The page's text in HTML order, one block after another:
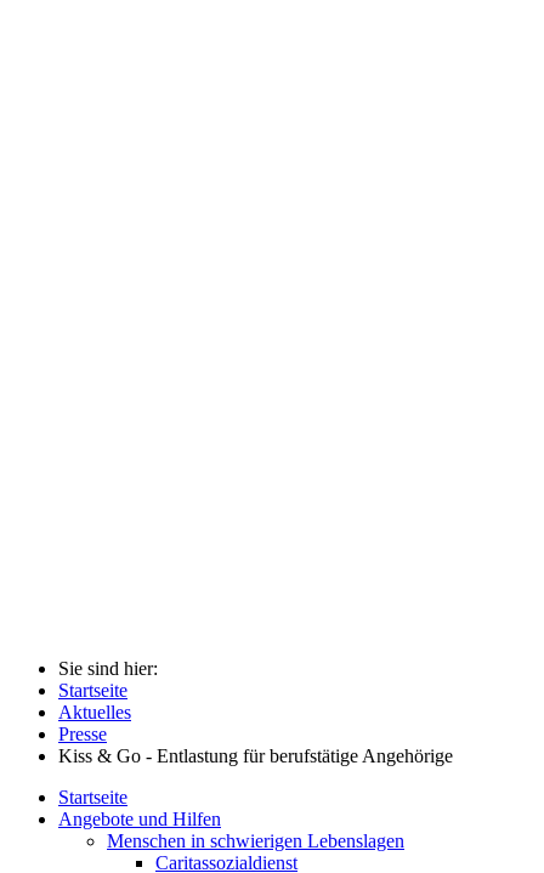
Sie sind hier:
Startseite
Aktuelles
Presse
Kiss & Go - Entlastung für berufstätige Angehörige
Startseite
Angebote und Hilfen
Menschen in schwierigen Lebenslagen
Caritassozialdienst